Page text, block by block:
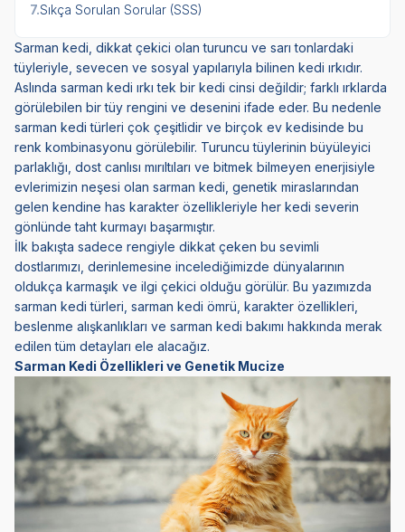
7.Sıkça Sorulan Sorular (SSS)
Sarman kedi, dikkat çekici olan turuncu ve sarı tonlardaki
tüyleriyle, sevecen ve sosyal yapılarıyla bilinen kedi ırkıdır.
Aslında sarman kedi ırkı tek bir kedi cinsi değildir; farklı ırklarda
görülebilen bir tüy rengini ve desenini ifade eder. Bu nedenle
sarman kedi türleri çok çeşitlidir ve birçok ev kedisinde bu
renk kombinasyonu görülebilir. Turuncu tüylerinin büyüleyici
parlaklığı, dost canlısı mırıltıları ve bitmek bilmeyen enerjisiyle
evlerimizin neşesi olan sarman kedi, genetik miraslarından
gelen kendine has karakter özellikleriyle her kedi severin
gönlünde taht kurmayı başarmıştır.
İlk bakışta sadece rengiyle dikkat çeken bu sevimli
dostlarımızı, derinlemesine incelediğimizde dünyalarının
oldukça karmaşık ve ilgi çekici olduğu görülür. Bu yazımızda
sarman kedi türleri, sarman kedi ömrü, karakter özellikleri,
beslenme alışkanlıkları ve sarman kedi bakımı hakkında merak
edilen tüm detayları ele alacağız.
Sarman Kedi Özellikleri ve Genetik Mucize